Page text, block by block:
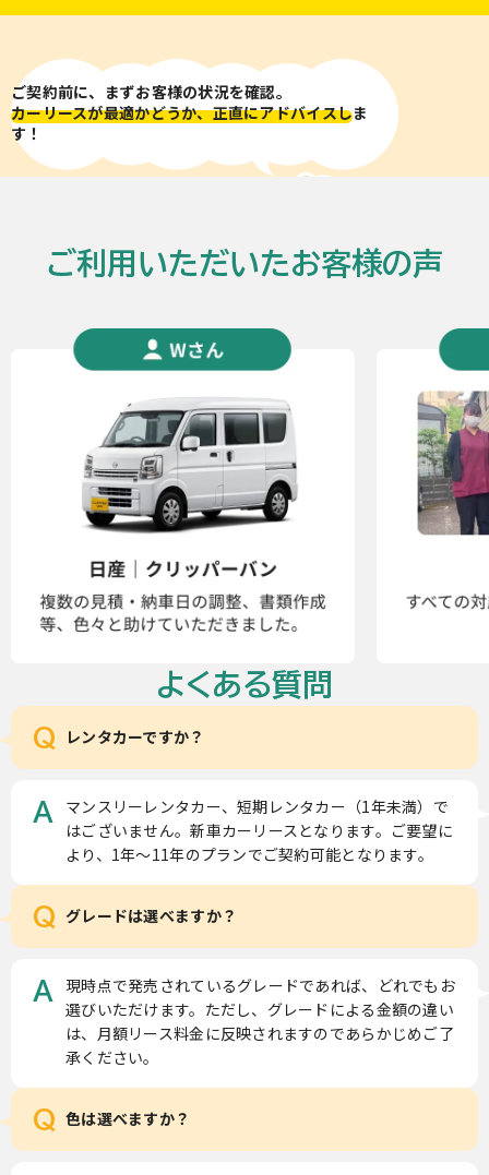
ご契約前に、まずお客様の状況を確認。
カーリースが最適かどうか、正直にアドバイスしま
す！
ご利用いただいたお客様の声
よくある質問
Q レンタカーですか？
A
マンスリーレンタカー、短期レンタカー（1年未満）で
はございません。新車カーリースとなります。ご要望に
より、1年～11年のプランでご契約可能となります。
Q グレードは選べますか？
A
現時点で発売されているグレードであれば、どれでもお
選びいただけます。ただし、グレードによる金額の違い
は、月額リース料金に反映されますのであらかじめご了
承ください。
Q 色は選べますか？